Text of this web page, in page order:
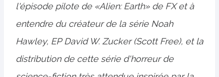
l'épisode pilote de «Alien: Earth» de FX et à
entendre du créateur de la série Noah
Hawley, EP David W. Zucker (Scott Free), et la
distribution de cette série d'horreur de